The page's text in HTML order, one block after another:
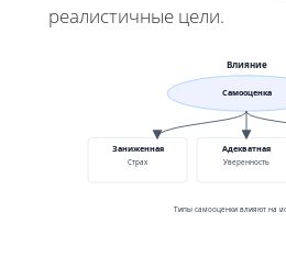
реалистичные цели.
Влияние
Самооценка
Заниженная
Страх
Адекватная
Уверенность
Типы самооценки влияют на